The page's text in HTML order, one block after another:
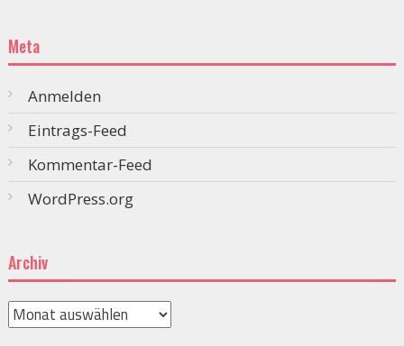
Meta
Anmelden
Eintrags-Feed
Kommentar-Feed
WordPress.org
Archiv
Archiv